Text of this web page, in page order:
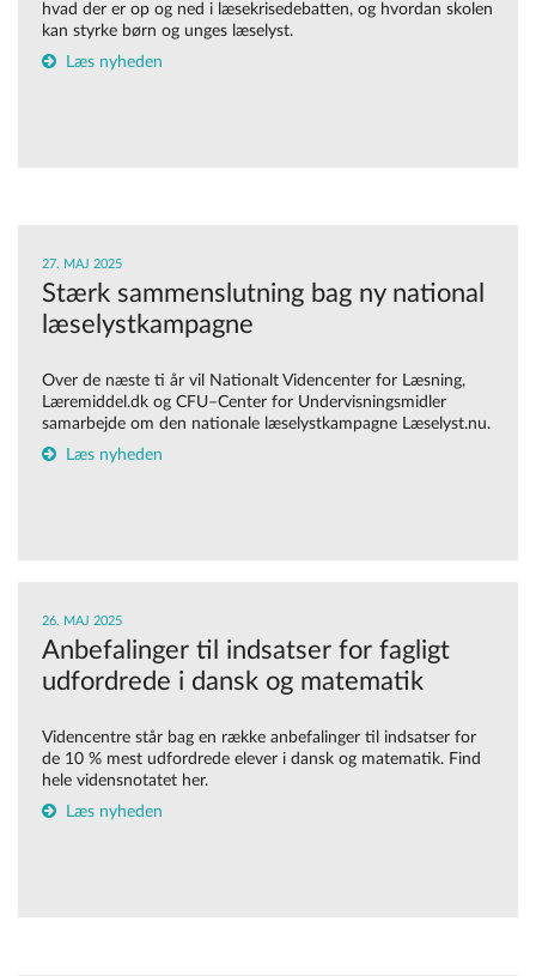
hvad der er op og ned i læsekrisedebatten, og hvordan skolen
kan styrke børn og unges læselyst.
Læs nyheden
27. MAJ 2025
Stærk sammenslutning bag ny national
læselystkampagne
Over de næste ti år vil Nationalt Videncenter for Læsning,
Læremiddel.dk og CFU–Center for Undervisningsmidler
samarbejde om den nationale læselystkampagne Læselyst.nu.
Læs nyheden
26. MAJ 2025
Anbefalinger til indsatser for fagligt
udfordrede i dansk og matematik
Videncentre står bag en række anbefalinger til indsatser for
de 10 % mest udfordrede elever i dansk og matematik. Find
hele vidensnotatet her.
Læs nyheden